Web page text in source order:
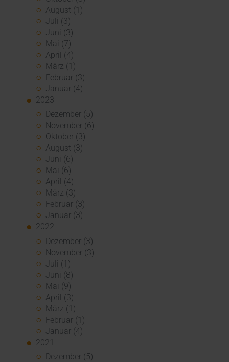
August (1)
Juli (3)
Juni (3)
Mai (7)
April (4)
März (1)
Februar (3)
Januar (4)
2023
Dezember (5)
November (6)
Oktober (3)
August (3)
Juni (6)
Mai (6)
April (4)
März (3)
Februar (3)
Januar (3)
2022
Dezember (3)
November (3)
Juli (1)
Juni (8)
Mai (9)
April (3)
März (1)
Februar (1)
Januar (4)
2021
Dezember (5)